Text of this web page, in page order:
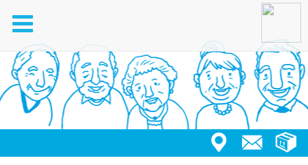
Toggle
navigation